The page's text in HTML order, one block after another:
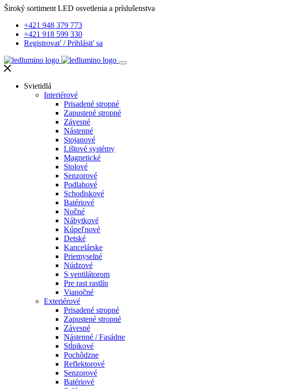
Široký sortiment LED osvetlenia a príslušenstva
+421 948 379 773
+421 918 599 330
Registrovať /Prihlásiť sa
Svietidlá
Interiérové
Prisadené stropné
Zapustené stropné
Závesné
Nástenné
Stojanové
Lištové systémy
Magnetické
Stolové
Senzorové
Podlahové
Schodiskové
Batériové
Nočné
Nábytkové
Kúpeľnové
Detské
Kancelárske
Priemyselné
Núdzové
S ventilátorom
Pre rast rastlín
Vianočné
Exteriérové
Prisadené stropné
Zapustené stropné
Závesné
Nástenné / Fasádne
Stĺpikové
Pochôdzne
Reflektorové
Senzorové
Batériové